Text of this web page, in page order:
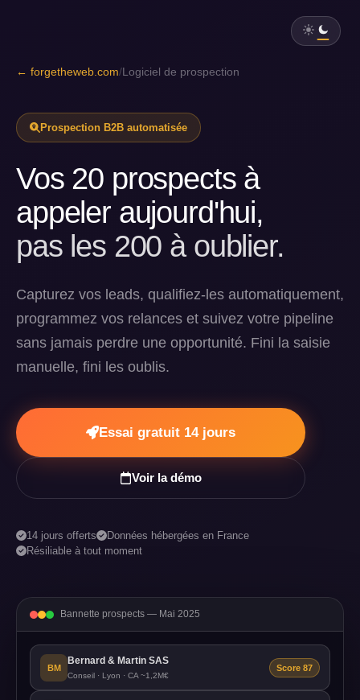
← forgetheweb.com/Logiciel de prospection
Prospection B2B automatisée
Vos 20 prospects à
appeler aujourd'hui,
pas les 200 à oublier.
Capturez vos leads, qualifiez-les automatiquement,
programmez vos relances et suivez votre pipeline
sans jamais perdre une opportunité. Fini la saisie
manuelle, fini les oublis.
Essai gratuit 14 jours
Voir la démo
14 jours offerts
Données hébergées en France
Résiliable à tout moment
Bannette prospects — Mai 2025
BM
Bernard & Martin SAS
Conseil · Lyon · CA ~1,2M€
Score 87